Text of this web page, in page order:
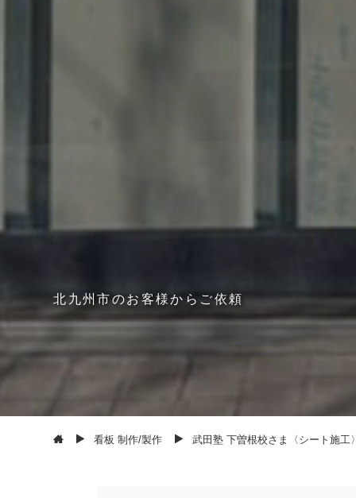
北 九州市のお 客様か ら ご依 頼
看板 制作/製作 武田塾 下曽根校さま〈シート施工〉